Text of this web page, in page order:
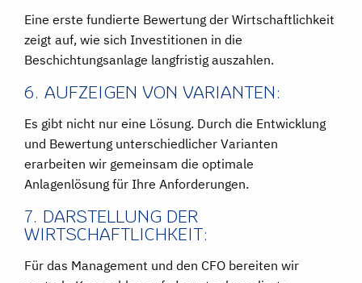
Eine erste fundierte Bewertung der Wirtschaftlichkeit
zeigt auf, wie sich Investitionen in die
Beschichtungsanlage langfristig auszahlen.
6. AUFZEIGEN VON VARIANTEN:
Es gibt nicht nur eine Lösung. Durch die Entwicklung
und Bewertung unterschiedlicher Varianten
erarbeiten wir gemeinsam die optimale
Anlagenlösung für Ihre Anforderungen.
7. DARSTELLUNG DER
WIRTSCHAFTLICHKEIT:
Für das Management und den CFO bereiten wir